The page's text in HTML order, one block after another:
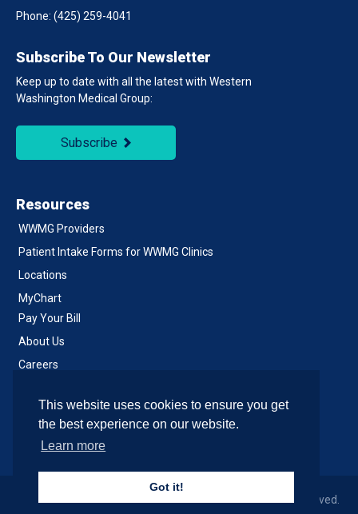
This website uses cookies to ensure you get
the best experience on our website.
Learn more
Got it!
Phone: (425) 259-4041
Subscribe To Our Newsletter
Keep up to date with all the latest with Western
Washington Medical Group:
Subscribe
Resources
WWMG Providers
Patient Intake Forms for WWMG Clinics
Locations
MyChart
Pay Your Bill
About Us
Careers
Contact Us
© 2026 Western Washington Medical Group, All Rights Reserved.